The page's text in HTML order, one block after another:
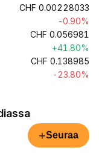
CHF 0.00228033
-0.90%
CHF 0.056981
+41.80%
CHF 0.138985
-23.80%
+Seuraa